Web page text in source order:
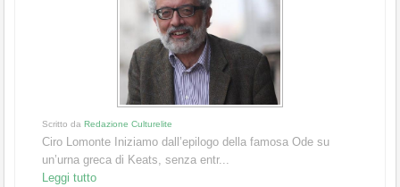
Scritto da Redazione Culturelite
Ciro Lomonte Iniziamo dall’epilogo della famosa Ode su
un’urna greca di Keats, senza entr...
Leggi tutto